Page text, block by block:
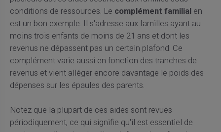
conditions de ressources. Le complément familialen
est un bon exemple. Il s'adresse aux familles ayant au
moins trois enfants de moins de 21 ans et dont les
revenus ne dépassent pas un certain plafond. Ce
complément varie aussi en fonction des tranches de
revenus et vient alléger encore davantage le poids des
dépenses sur les épaules des parents.
Notez que la plupart de ces aides sont revues
périodiquement, ce qui signifie qu'il est essentiel de